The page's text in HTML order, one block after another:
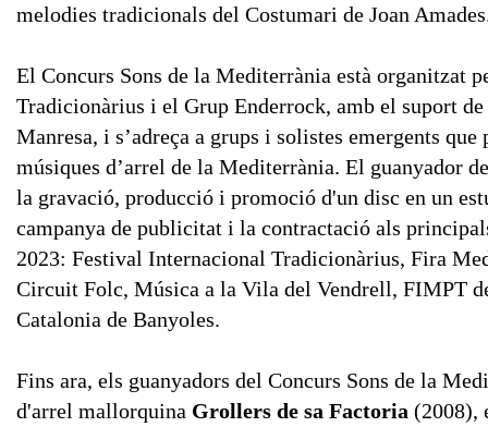
melodies tradicionals del Costumari de Joan
El Concurs Sons de la Mediterrània està organitzat
Tradicionàrius i el Grup Enderrock, amb el suport
Manresa, i s’adreça a grups i solistes emergents
músiques d’arrel de la Mediterrània. El guanyador
la gravació, producció i promoció d'un disc en un
campanya de publicitat i la contractació als
2023: Festival Internacional Tradicionàrius, Fira
Circuit Folc, Música a la Vila del Vendrell, FIMPT
Catalonia de Banyoles.
Fins ara, els guanyadors del Concurs Sons de la
d'arrel mallorquina Grollers de sa Factoria (2008),